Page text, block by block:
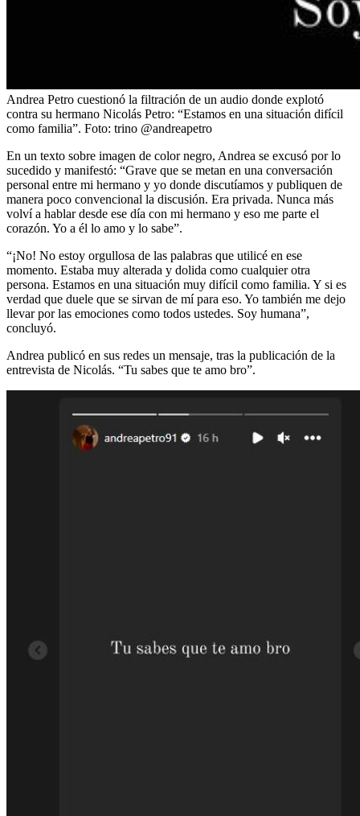
Andrea Petro cuestionó la filtración de un audio donde explotó
contra su hermano Nicolás Petro: “Estamos en una situación difícil
como familia”. Foto: trino @andreapetro
En un texto sobre imagen de color negro, Andrea se excusó por lo
sucedido y manifestó: “Grave que se metan en una conversación
personal entre mi hermano y yo donde discutíamos y publiquen de
manera poco convencional la discusión. Era privada. Nunca más
volví a hablar desde ese día con mi hermano y eso me parte el
corazón. Yo a él lo amo y lo sabe”.
“¡No! No estoy orgullosa de las palabras que utilicé en ese
momento. Estaba muy alterada y dolida como cualquier otra
persona. Estamos en una situación muy difícil como familia. Y si es
verdad que duele que se sirvan de mí para eso. Yo también me dejo
llevar por las emociones como todos ustedes. Soy humana”,
concluyó.
Andrea publicó en sus redes un mensaje, tras la publicación de la
entrevista de Nicolás. “Tu sabes que te amo bro”.